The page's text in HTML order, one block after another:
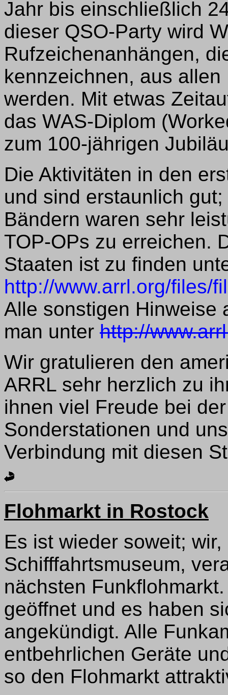
Jahr bis einschließlich
dieser QSO-Party wird
Rufzeichenanhängen,
kennzeichnen, aus
werden. Mit etwas
das WAS-Diplom
zum 100-jährigen
Die Aktivitäten in den
und sind erstaunlich
Bändern waren sehr
TOP-OPs zu erreichen.
Staaten ist zu finden
http://www.arrl.org/files/
Alle sonstigen Hinweise
man unter http://
Wir gratulieren den
ARRL sehr herzlich zu
ihnen viel Freude bei
Sonderstationen und
Verbindung mit diesen
Flohmarkt in Rostock
Es ist wieder soweit;
Schifffahrtsmuseum,
nächsten
geöffnet und es haben
angekündigt. Alle
entbehrlichen Geräte
so den Flohmarkt